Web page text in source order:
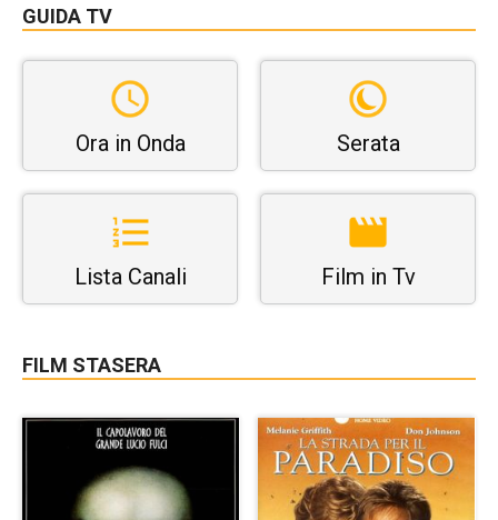
GUIDA TV
Ora in Onda Serata
Lista Canali Film in Tv
FILM STASERA